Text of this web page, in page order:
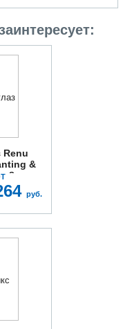
Renu
&
8мл
руб.